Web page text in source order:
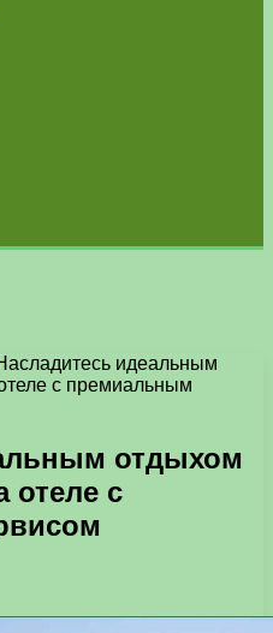
идеальным
с премиальным
отдыхом
отеле с